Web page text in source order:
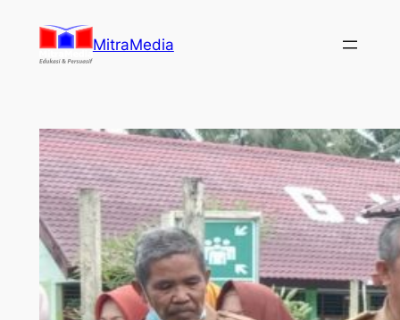
konten
MitraMedia